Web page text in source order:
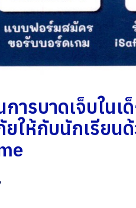
ารบาดเจ็บใน
ให้กับนักเรียน